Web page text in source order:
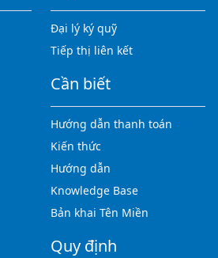
Đại lý ký quỹ
Tiếp thị liên kết
Cần biết
Hướng dẫn thanh toán
Kiến thức
Hướng dẫn
Knowledge Base
Bản khai Tên Miền
Quy định